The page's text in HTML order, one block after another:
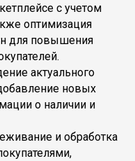
с учетом
оптимизация
для повышения
актуального
новых
о наличии и
и обработка